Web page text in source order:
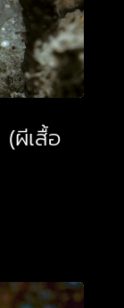
ผีเสื้อ